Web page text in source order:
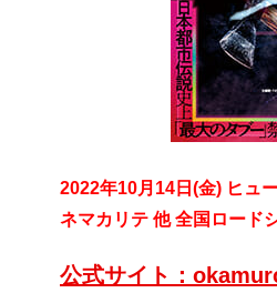
2022年10月14日(金) ヒュ
ネマカリテ 他 全国ロード
公式サイト：